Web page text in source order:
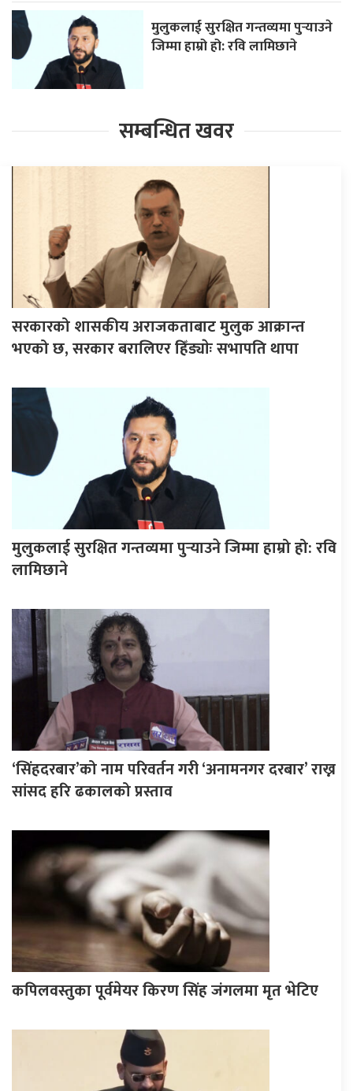
मुलुकलाई सुरक्षित गन्तव्यमा पुर्‍याउने
जिम्मा हाम्रो हो: रवि लामिछाने
सम्बन्धित खवर
सरकारको शासकीय अराजकताबाट मुलुक आक्रान्त
भएको छ, सरकार बरालिएर हिँड्याेः सभापति थापा
मुलुकलाई सुरक्षित गन्तव्यमा पुर्‍याउने जिम्मा हाम्रो हो: रवि
लामिछाने
‘सिंहदरबार’को नाम परिवर्तन गरी ‘अनामनगर दरबार’ राख्न
सांसद हरि ढकालको प्रस्ताव
कपिलवस्तुका पूर्वमेयर किरण सिंह जंगलमा मृत भेटिए